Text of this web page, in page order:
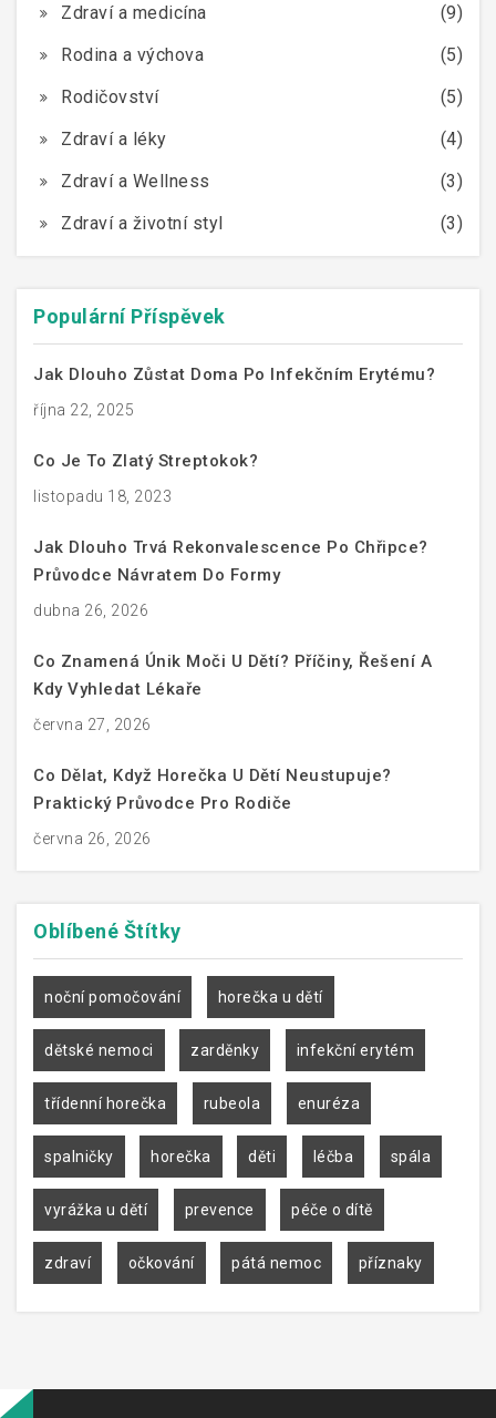
Zdraví a medicína
(9)
Rodina a výchova
(5)
Rodičovství
(5)
Zdraví a léky
(4)
Zdraví a Wellness
(3)
Zdraví a životní styl
(3)
Populární Příspěvek
Jak Dlouho Zůstat Doma Po Infekčním Erytému?
října 22, 2025
Co Je To Zlatý Streptokok?
listopadu 18, 2023
Jak Dlouho Trvá Rekonvalescence Po Chřipce?
Průvodce Návratem Do Formy
dubna 26, 2026
Co Znamená Únik Moči U Dětí? Příčiny, Řešení A
Kdy Vyhledat Lékaře
června 27, 2026
Co Dělat, Když Horečka U Dětí Neustupuje?
Praktický Průvodce Pro Rodiče
června 26, 2026
Oblíbené Štítky
noční pomočování horečka u dětí
dětské nemoci zarděnky infekční erytém
třídenní horečka rubeola enuréza
spalničky horečka děti léčba spála
vyrážka u dětí prevence péče o dítě
zdraví očkování pátá nemoc příznaky